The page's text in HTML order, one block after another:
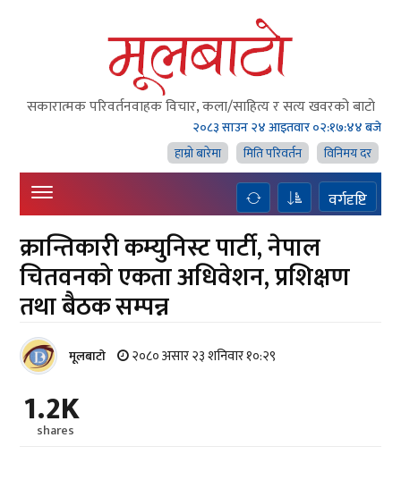
सकारात्मक परिवर्तनवाहक विचार, कला/साहित्य र सत्य खवरको बाटाे
२०८३ साउन २४ आइतवार०२:१७:४५ बजे
हाम्राे बारेमा
मिति परिवर्तन विनिमय दर
वर्गदृष्टि
क्रान्तिकारी कम्युनिस्ट पार्टी, नेपाल
चितवनको एकता अधिवेशन, प्रशिक्षण
तथा बैठक सम्पन्न
मूलबाटाे २०८० असार २३ शनिवार १०:२९
1.2K
shares